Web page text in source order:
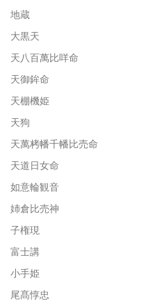
地蔵
大黒天
天八百萬比咩命
天御鉾命
天棚機姫
天狗
天萬栲幡千幡比売命
天道日女命
如意輪観音
姉倉比売神
子権現
富士講
小手姫
尾髙惇忠